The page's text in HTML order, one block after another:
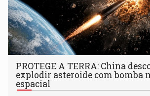
PROTEGE A TERRA: China
explodir asteroide com bomba
espacial